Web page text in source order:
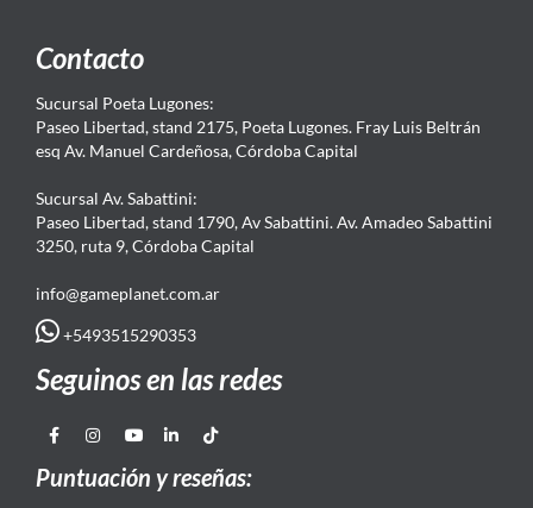
Contacto
Sucursal Poeta Lugones:
Paseo Libertad, stand 2175, Poeta Lugones. Fray Luis Beltrán
esq Av. Manuel Cardeñosa, Córdoba Capital
Sucursal Av. Sabattini:
Paseo Libertad, stand 1790, Av Sabattini. Av. Amadeo Sabattini
3250, ruta 9, Córdoba Capital
info@gameplanet.com.ar
+5493515290353
Seguinos en las redes
Puntuación y reseñas: